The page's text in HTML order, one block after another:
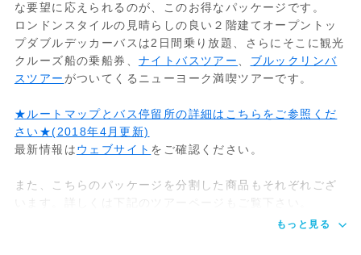
現地でBigBusのスタッフに、バウチャーを
見せて乗車券と交換します。
身分証の提示を求められることがございま
すので、パスポートをお持ち下さい。
セントラルパーク、コロンバスサークル、
ロックフェラーセンター、ニューヨーク5
ューヨークをバスで巡ります。
また、マンハッタン橋を通過、ニューヨー
な要望に応えられるのが、このお得なパッケージです。
ロンドンスタイルの見晴らしの良い２階建てオープントッ
プダブルデッカーバスは2日間乗り放題、さらにそこに観光
クルーズ船の乗船券、 ナイトバスツアー、 ブルックリンバ
スツアー がついてくるニューヨーク満喫ツアーです。
★ルートマップとバス停留所の詳細はこちらをご参照くだ
さい★(2018年4月更新)
最新情報はウェブサイト をご確認ください。
また、こちらのパッケージを分割した商品もそれぞれござ
います。詳しくは下記のツアーページもご覧下さい。
もっと見る